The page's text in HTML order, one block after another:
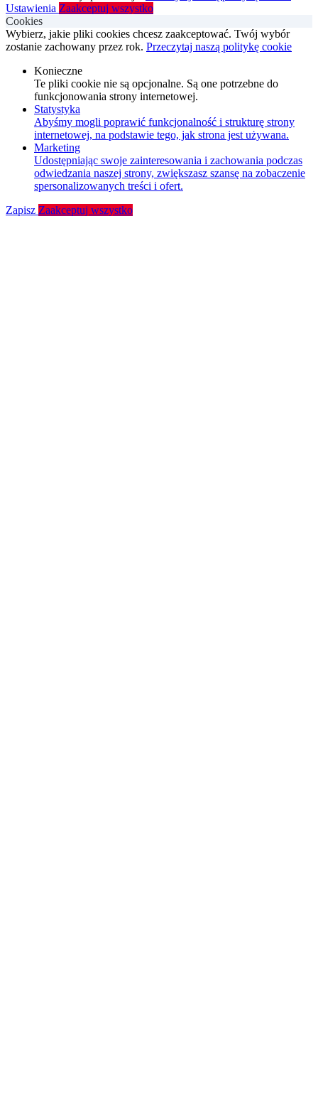
Ustawienia Zaakceptuj wszystko
Cookies
Wybierz, jakie pliki cookies chcesz zaakceptować. Twój wybór
zostanie zachowany przez rok. Przeczytaj naszą politykę cookie
Konieczne
Te pliki cookie nie są opcjonalne. Są one potrzebne do
funkcjonowania strony internetowej.
Statystyka
Abyśmy mogli poprawić funkcjonalność i strukturę strony
internetowej, na podstawie tego, jak strona jest używana.
Marketing
Udostępniając swoje zainteresowania i zachowania podczas
odwiedzania naszej strony, zwiększasz szansę na zobaczenie
spersonalizowanych treści i ofert.
Zapisz Zaakceptuj wszystko